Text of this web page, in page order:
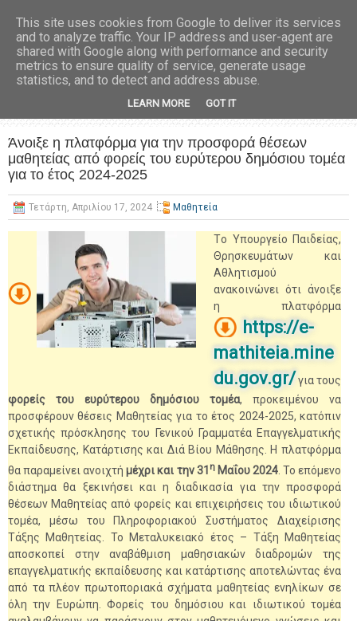
Άνοιξε η πλατφόρμα για την προσφορά θέσεων
μαθητείας από φορείς του ευρύτερου δημόσιου τομέα
για το έτος 2024-2025
Τετάρτη, Απριλίου 17, 2024 Μαθητεία
Τo Υπουργείο Παιδείας,
Θρησκευμάτων και
Αθλητισμού
ανακοινώνει ότι άνοιξε
η πλατφόρμα
https://e-
mathiteia.mine
du.gov.gr/για τους
φορείς του ευρύτερου δημόσιου τομέα, προκειμένου να
προσφέρουν θέσεις Μαθητείας για το έτος 2024-2025, κατόπιν
σχετικής πρόσκλησης του Γενικού Γραμματέα Επαγγελματικής
Εκπαίδευσης, Κατάρτισης και Διά Βίου Μάθησης. Η πλατφόρμα
θα παραμείνει ανοιχτήμέχρι και την 31 ηΜαΐου 2024. Το επόμενο
διάστημα θα ξεκινήσει και η διαδικασία για την προσφορά
θέσεων Μαθητείας από φορείς και επιχειρήσεις του ιδιωτικού
τομέα, μέσω του Πληροφοριακού Συστήματος Διαχείρισης
Τάξης Μαθητείας. Το Μεταλυκειακό έτος – Τάξη Μαθητείας
αποσκοπεί στην αναβάθμιση μαθησιακών διαδρομών της
επαγγελματικής εκπαίδευσης και κατάρτισης αποτελώντας ένα
από τα πλέον πρωτοποριακά σχήματα μαθητείας ενηλίκων σε
όλη την Ευρώπη. Φορείς του δημόσιου και ιδιωτικού τομέα
This site uses cookies from Google to deliver its services
and to analyze traffic. Your IP address and user-agent are
shared with Google along with performance and security
metrics to ensure quality of service, generate usage
statistics, and to detect and address abuse.
LEARN MORE GOT IT